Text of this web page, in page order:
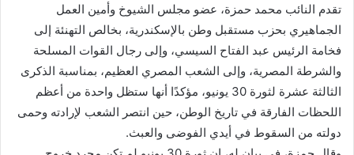
تقدم النائب محمد حمزة، عضو مجلس الشيوخ وأمين العمل
الجماهيري بحزب مستقبل وطن بالإسكندرية، بخالص التهنئة إلى
فخامة الرئيس عبد الفتاح السيسي، وإلى رجال القوات المسلحة
والشرطة المصرية، وإلى الشعب المصري العظيم، بمناسبة الذكرى
الثالثة عشرة لثورة 30 يونيو، مؤكدًا أنها ستظل واحدة من أعظم
اللحظات الفارقة في تاريخ الوطن، حين انتصر الشعب لإرادته وحمى
دولته من السقوط في أيدي الفوضى والعبث.